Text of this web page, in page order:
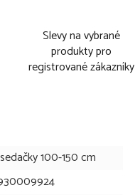
Slevy na vybrané
produkty pro
registrované zákazníky
100-150 cm